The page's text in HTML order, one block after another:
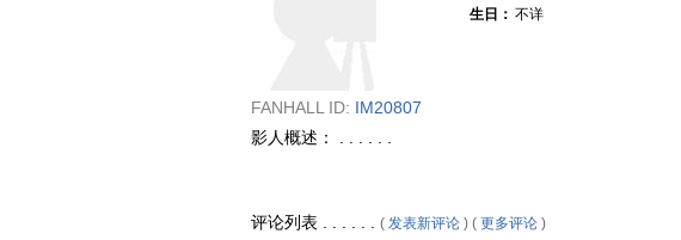
FANHALL ID: IM20807
生日： 不详
影人概述： . . . . . .
评论列表 . . . . . . ( 发表新评论 ) ( 更多评论 )